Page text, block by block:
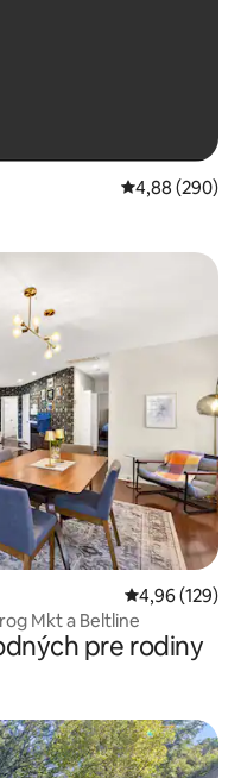
Priemerné
4,88 (290)
Priemerné
4,96 (129)
Mkt a Beltline
pre rodiny